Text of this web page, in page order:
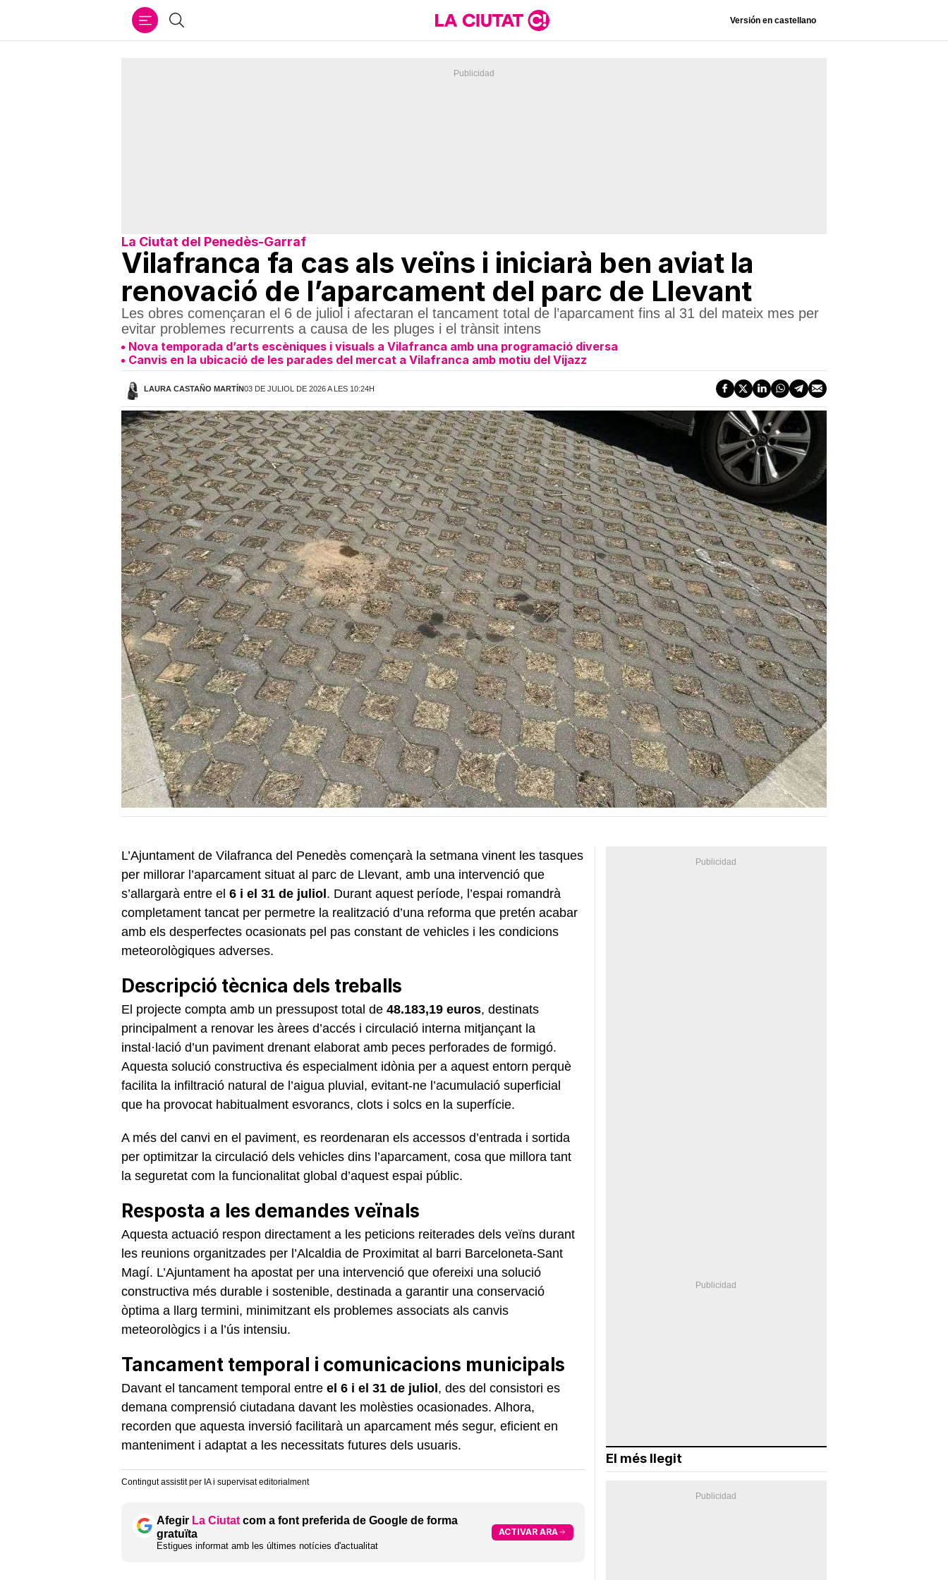
Cercar Versión en castellano
La Ciutat del Penedès-Garraf
Vilafranca fa cas als veïns i iniciarà ben aviat la
renovació de l’aparcament del parc de Llevant
Les obres començaran el 6 de juliol i afectaran el tancament total de l’aparcament fins al 31 del mateix mes per
evitar problemes recurrents a causa de les pluges i el trànsit intens
Nova temporada d’arts escèniques i visuals a Vilafranca amb una programació diversa
Canvis en la ubicació de les parades del mercat a Vilafranca amb motiu del Vijazz
LAURA CASTAÑO MARTÍN03 DE JULIOL DE 2026 A LES 10:24H
L’Ajuntament de Vilafranca del Penedès començarà la setmana vinent les tasques
per millorar l’aparcament situat al parc de Llevant, amb una intervenció que
s’allargarà entre el 6 i el 31 de juliol. Durant aquest període, l’espai romandrà
completament tancat per permetre la realització d’una reforma que pretén acabar
amb els desperfectes ocasionats pel pas constant de vehicles i les condicions
meteorològiques adverses.
Descripció tècnica dels treballs
El projecte compta amb un pressupost total de 48.183,19 euros, destinats
principalment a renovar les àrees d’accés i circulació interna mitjançant la
instal·lació d’un paviment drenant elaborat amb peces perforades de formigó.
Aquesta solució constructiva és especialment idònia per a aquest entorn perquè
facilita la infiltració natural de l’aigua pluvial, evitant-ne l’acumulació superficial
que ha provocat habitualment esvorancs, clots i solcs en la superfície.
A més del canvi en el paviment, es reordenaran els accessos d’entrada i sortida
per optimitzar la circulació dels vehicles dins l’aparcament, cosa que millora tant
la seguretat com la funcionalitat global d’aquest espai públic.
Resposta a les demandes veïnals
Aquesta actuació respon directament a les peticions reiterades dels veïns durant
les reunions organitzades per l’Alcaldia de Proximitat al barri Barceloneta-Sant
Magí. L’Ajuntament ha apostat per una intervenció que ofereixi una solució
constructiva més durable i sostenible, destinada a garantir una conservació
òptima a llarg termini, minimitzant els problemes associats als canvis
meteorològics i a l’ús intensiu.
Tancament temporal i comunicacions municipals
Davant el tancament temporal entre el 6 i el 31 de juliol, des del consistori es
demana comprensió ciutadana davant les molèsties ocasionades. Alhora,
recorden que aquesta inversió facilitarà un aparcament més segur, eficient en
manteniment i adaptat a les necessitats futures dels usuaris.
Contingut assistit per IA i supervisat editorialment
Afegir La Ciutat com a font preferida de Google de forma
gratuïta
Estigues informat amb les últimes notícies d'actualitat
ACTIVAR ARA
El més llegit